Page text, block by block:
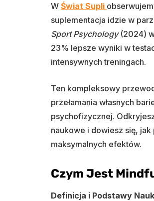
W Świat Supli
suplementacja idzie w
Sport Psychology(2024)
23% lepsze wyniki w
intensywnych treningach.
Ten kompleksowy
przełamania własnych
psychofizycznej.
naukowe i dowiesz się,
maksymalnych efektów.
Czym Jest
Definicja i Podstawy